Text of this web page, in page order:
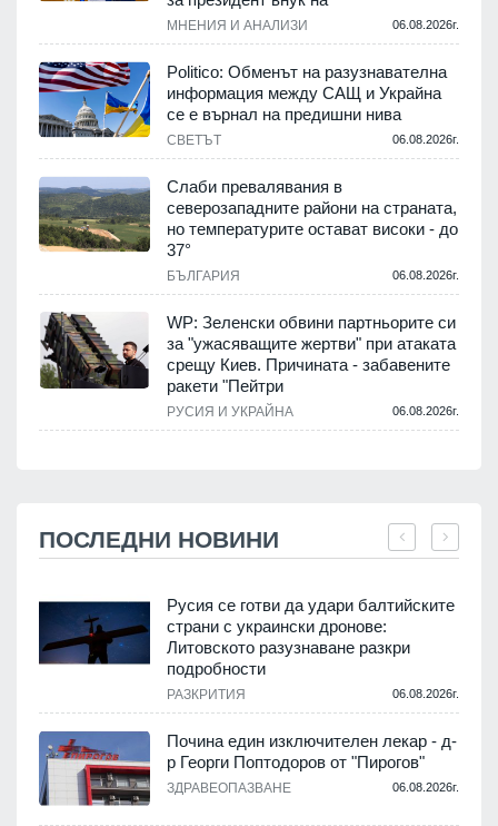
МНЕНИЯ И АНАЛИЗИ 06.08.2026г.
Politico: Обменът на разузнавателна
информация между САЩ и Украйна
се е върнал на предишни нива
СВЕТЪТ 06.08.2026г.
Слаби превалявания в
северозападните райони на страната,
но температурите остават високи - до
37°
БЪЛГАРИЯ 06.08.2026г.
WP: Зеленски обвини партньорите си
за "ужасяващите жертви" при атаката
срещу Киев. Причината - забавените
ракети "Пейтри
РУСИЯ И УКРАЙНА 06.08.2026г.
ПОСЛЕДНИ НОВИНИ
Русия се готви да удари балтийските
страни с украински дронове:
Литовското разузнаване разкри
подробности
РАЗКРИТИЯ 06.08.2026г.
Почина един изключителен лекар - д-
р Георги Поптодоров от "Пирогов"
ЗДРАВЕОПАЗВАНЕ 06.08.2026г.